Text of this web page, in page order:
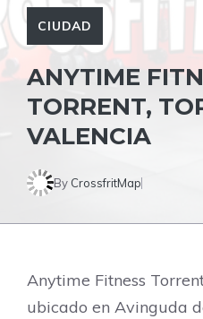
CIUDAD
ANYTIME
TORRENT,
VALENCIA
By CrossfritMap
Anytime Fitness
ubicado en Avinguda